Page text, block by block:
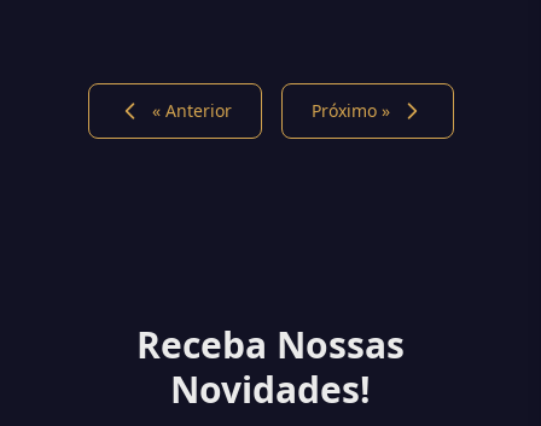
« Anterior Próximo »
Receba Nossas
Novidades!